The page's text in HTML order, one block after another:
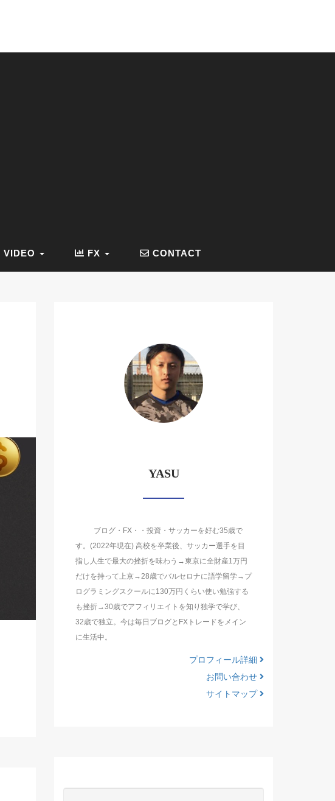
VIDEO FX CONTACT
YASU
ブログ・FX・・投資・サッカーを好む35歳で
す。(2022年現在) 高校を卒業後、サッカー選手を目
指し人生で最大の挫折を味わう→東京に全財産1万円
だけを持って上京→28歳でバルセロナに語学留学→プ
ログラミングスクールに130万円くらい使い勉強する
も挫折→30歳でアフィリエイトを知り独学で学び、
32歳で独立。今は毎日ブログとFXトレードをメイン
に生活中。
プロフィール詳細
お問い合わせ
サイトマップ